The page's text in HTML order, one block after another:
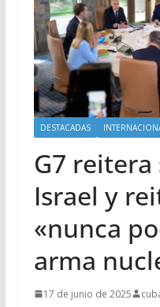
DESTACADAS
G7 reitera
Israel y
«nunca
arma
17 de junio de 2025